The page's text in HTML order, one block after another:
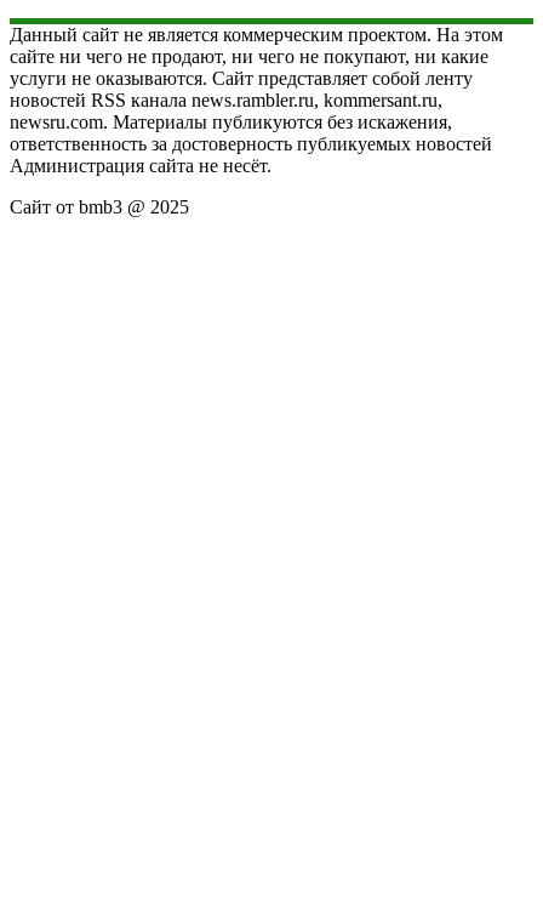
Данный сайт не является коммерческим проектом. На этом
сайте ни чего не продают, ни чего не покупают, ни какие
услуги не оказываются. Сайт представляет собой ленту
новостей RSS канала news.rambler.ru, kommersant.ru,
newsru.com. Материалы публикуются без искажения,
ответственность за достоверность публикуемых новостей
Администрация сайта не несёт.
Сайт от bmb3 @ 2025